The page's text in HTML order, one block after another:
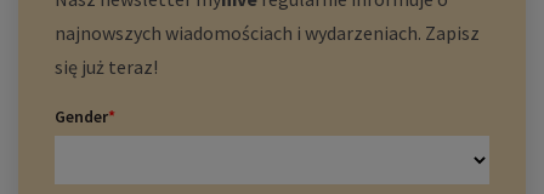
najnowszych wiadomościach i wydarzeniach. Zapisz
się już teraz!
Gender*